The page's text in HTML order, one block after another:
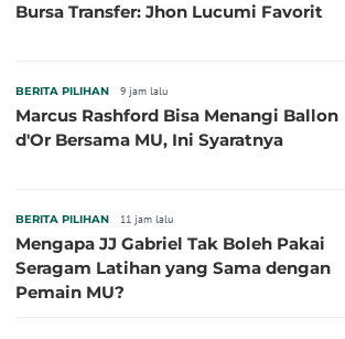
Bursa Transfer: Jhon Lucumi Favorit
BERITA PILIHAN 9 jam lalu
Marcus Rashford Bisa Menangi Ballon
d'Or Bersama MU, Ini Syaratnya
BERITA PILIHAN 11 jam lalu
Mengapa JJ Gabriel Tak Boleh Pakai
Seragam Latihan yang Sama dengan
Pemain MU?